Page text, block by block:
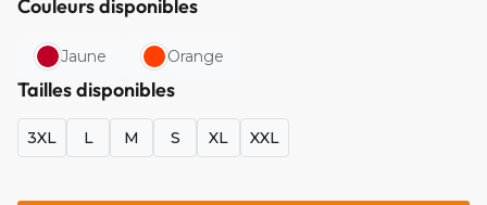
Couleurs disponibles
Jaune Orange
Tailles disponibles
3XL L M S XL XXL